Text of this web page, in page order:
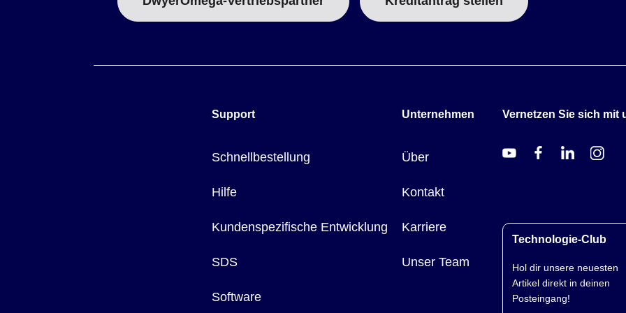
Support
Schnellbestellung
Hilfe
Kundenspezifische Entwicklung
SDS
Software
Unternehmen
Über
Kontakt
Karriere
Unser Team
Vernetzen Sie sich mit
Technologie-Club
Hol dir unsere neuesten
Artikel direkt in deinen
Posteingang!